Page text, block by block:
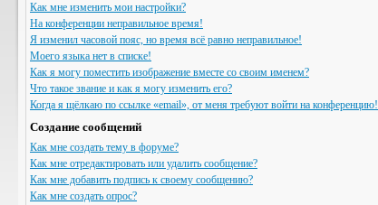
Как мне изменить мои настройки?
На конференции неправильное время!
Я изменил часовой пояс, но время всё равно неправильное!
Моего языка нет в списке!
Как я могу поместить изображение вместе со своим именем?
Что такое звание и как я могу изменить его?
Когда я щёлкаю по ссылке «email», от меня требуют войти на конференцию!
Создание сообщений
Как мне создать тему в форуме?
Как мне отредактировать или удалить сообщение?
Как мне добавить подпись к своему сообщению?
Как мне создать опрос?